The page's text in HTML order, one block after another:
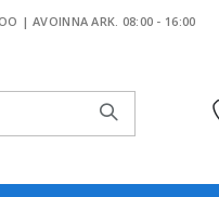
| AVOINNA ARK. 08:00 - 16:00